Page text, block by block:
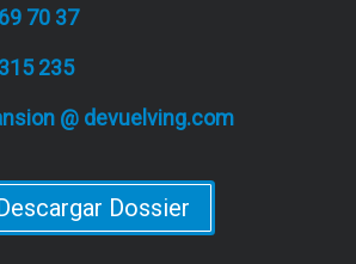
70 37
235
@ devuelving.com
Dossier